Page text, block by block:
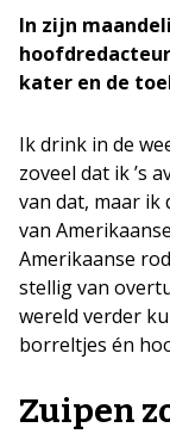
In zijn
kater en de
Ik drink in de
zoveel dat ik ’s
van dat, maar ik
van
Amerikaanse
stellig van
wereld verder
borreltjes én
Zuipen